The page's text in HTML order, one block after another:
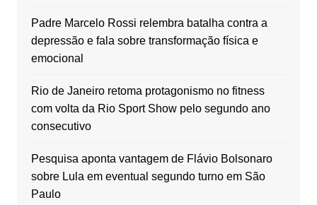
Padre Marcelo Rossi relembra batalha contra a
depressão e fala sobre transformação física e
emocional
Rio de Janeiro retoma protagonismo no fitness
com volta da Rio Sport Show pelo segundo ano
consecutivo
Pesquisa aponta vantagem de Flávio Bolsonaro
sobre Lula em eventual segundo turno em São
Paulo